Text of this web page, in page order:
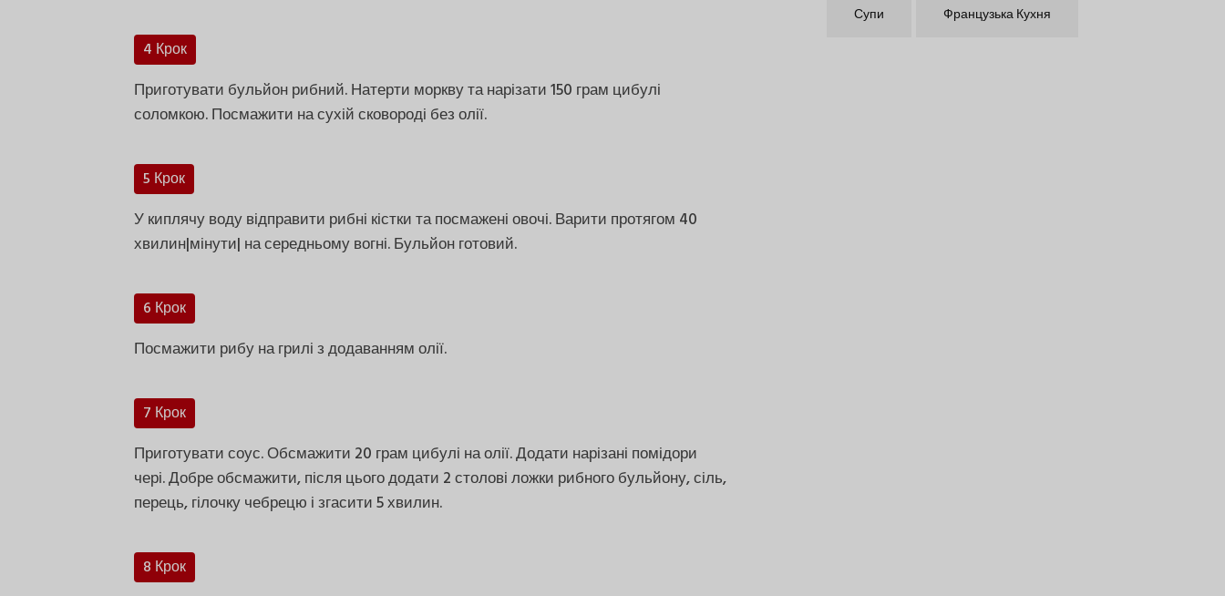
4 Крок
Приготувати бульйон рибний. Натерти моркву та нарізати 150 грам цибулі
соломкою. Посмажити на сухій сковороді без олії.
5 Крок
У киплячу воду відправити рибні кістки та посмажені овочі. Варити протягом 40
хвилин|мінути| на середньому вогні. Бульйон готовий.
6 Крок
Посмажити рибу на грилі з додаванням олії.
7 Крок
Приготувати соус. Обсмажити 20 грам цибулі на олії. Додати нарізані помідори
чері. Добре обсмажити, після цього додати 2 столові ложки рибного бульйону, сіль,
перець, гілочку чебрецю і згасити 5 хвилин.
8 Крок
Супи Французька Кухня